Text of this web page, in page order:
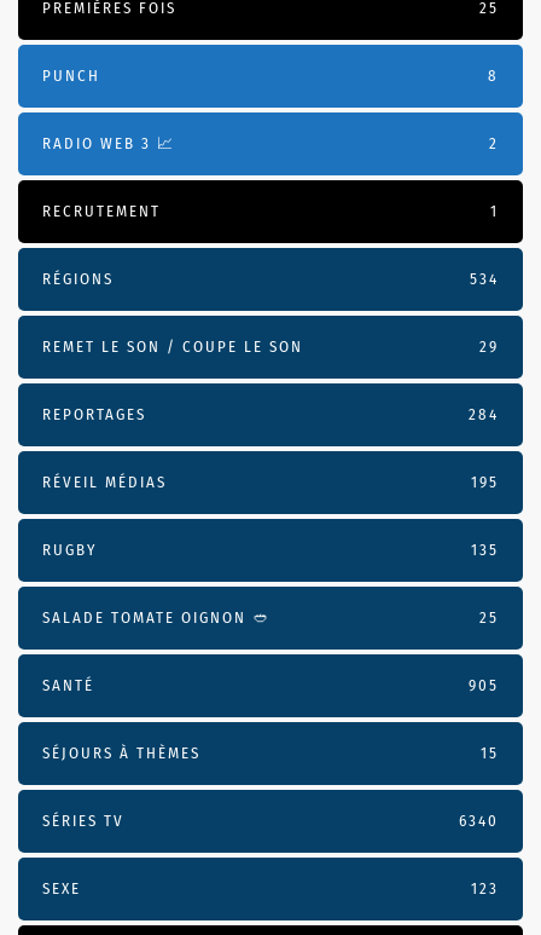
PREMIÈRES FOIS 25
PUNCH 8
RADIO WEB 3 📈 2
RECRUTEMENT 1
RÉGIONS 534
REMET LE SON / COUPE LE SON 29
REPORTAGES 284
RÉVEIL MÉDIAS 195
RUGBY 135
SALADE TOMATE OIGNON 🥙 25
SANTÉ 905
SÉJOURS À THÈMES 15
SÉRIES TV 6340
SEXE 123